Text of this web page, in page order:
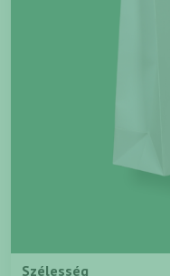
Szélesség